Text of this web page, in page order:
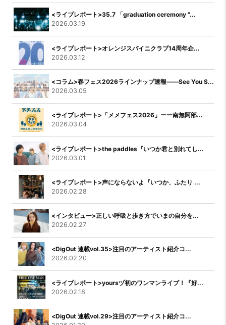
<ライブレポート>35.7 「graduation ceremony “...
2026.03.19
<ライブレポート>オレンジスパイニクラブ14周年企...
2026.03.12
<コラム>春フェス2026ラインナップ速報――See You S...
2026.03.05
<ライブレポート>「メメフェス2026」ーー南無阿部...
2026.03.04
<ライブレポート>the paddles『いつか君と別れてし...
2026.03.01
<ライブレポート>声にならないよ『いつか、ふたり ...
2026.02.28
<インタビュー>正しい呼吸と歩き方でいまの自分を...
2026.02.27
<DigOut 連載vol.35>注目のアーティスト紹介コ...
2026.02.20
<ライブレポート>yoursヅ初のワンマンライブ！『好...
2026.02.18
<DigOut 連載vol.29>注目のアーティスト紹介コ...